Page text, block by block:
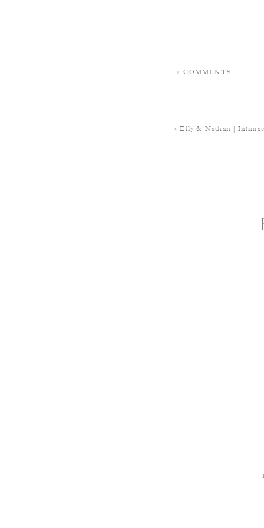
+ COMMENTS
«Elly & Nathan |